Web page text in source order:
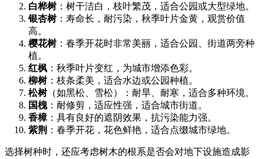
白桦树：树干洁白，枝叶繁茂，适合公园或大型绿地。
银杏树：寿命长，耐污染，秋季叶片金黄，观赏价值
高。
樱花树：春季开花时非常美丽，适合公园、街道两旁种
植。
红枫 ：秋季叶片变红，为城市增添色彩。
柳树：枝条柔美，适合水边或公园种植。
松树（如黑松、雪松）：耐旱、耐寒，适合多种环境。
国槐：耐修剪，适应性强，适合城市街道。
香樟：具有良好的遮阴效果，抗污染能力强。
紫荆 ：春季开花，花色鲜艳，适合点缀城市绿地。
选择树种时，还应考虑树木的根系是否会对地下设施造成影